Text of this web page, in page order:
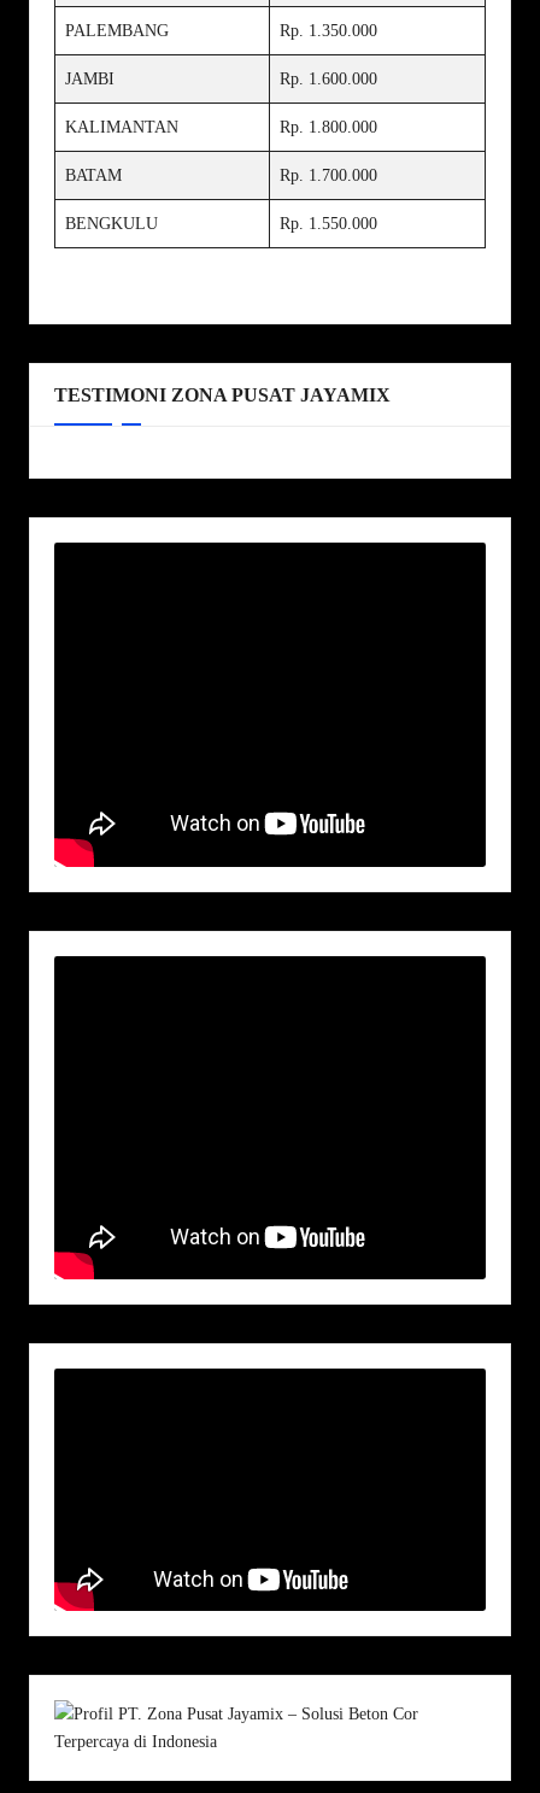
PALEMBANG Rp. 1.350.000
JAMBI Rp. 1.600.000
KALIMANTAN Rp. 1.800.000
BATAM Rp. 1.700.000
BENGKULU Rp. 1.550.000
TESTIMONI ZONA PUSAT JAYAMIX